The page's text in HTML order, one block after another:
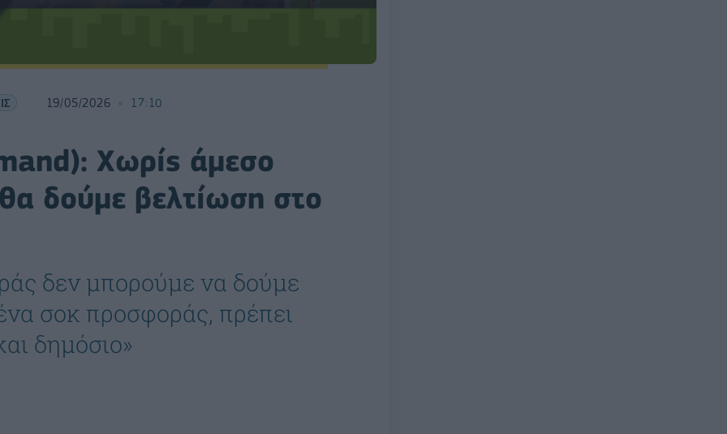
19/05/2026 17:10
Χωρίς άμεσο
δούμε βελτίωση στο
δεν μπορούμε να δούμε
σοκ προσφοράς, πρέπει
δημόσιο»